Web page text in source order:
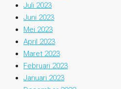
Juli 2023
Juni 2023
Mei 2023
April 2023
Maret 2023
Februari 2023
Januari 2023